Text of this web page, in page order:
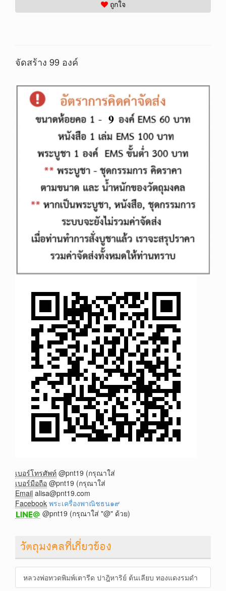
ถูกใจ
จัดสร้าง 99 องค์
เบอร์โทรศัพท์ @pnt19 (กรุณาใส่
เบอร์มือถือ @pnt19 (กรุณาใส่
Email alisa@pnt19.com
Facebook พระเครื่องพาณิชธน๑๙
@pnt19 (กรุณาใส่ "@" ด้วย)
วัตถุมงคลที่เกี่ยวข้อง
หลวงพ่อทวดพิมพ์เตารีด ปาฎิหาริย์ ต้นเลียบ ทองแดงรมดำ